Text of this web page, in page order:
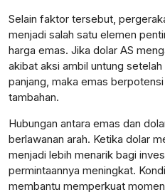
Selain faktor tersebut,
menjadi salah satu elemen
harga emas. Jika dolar AS
akibat aksi ambil untung
panjang, maka emas
tambahan.
Hubungan antara emas dan
berlawanan arah. Ketika dolar
menjadi lebih menarik bagi
permintaannya meningkat.
membantu memperkuat